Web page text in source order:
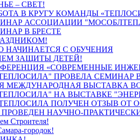
– СВЕТ!
В КРУГУ КОМАНДЫ
АССОЦИАЦИИ
В БРЕСТЕ
НАЧИНАЕТСЯ С ОБУЧЕНИЯ
ЗАЩИТЫ ДЕТЕЙ!
«СОВРЕМЕННЫЕ
ПРОВЕЛА СЕМИНАР
МЕЖДУНАРОДНАЯ ВЫСТАВКА
НА ВЫСТАВКЕ
ПОЛУЧЕН ОТЗЫВ ОТ
НАУЧНО-
Строителя!
городок!